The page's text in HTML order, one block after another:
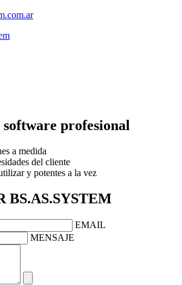
profesional
a medida
del cliente
y potentes a la vez
BS.AS.SYSTEM
EMAIL
MENSAJE